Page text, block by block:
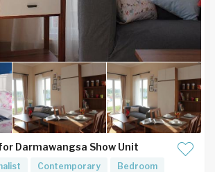
Darmawangsa Show Unit
Contemporary
Bedroom